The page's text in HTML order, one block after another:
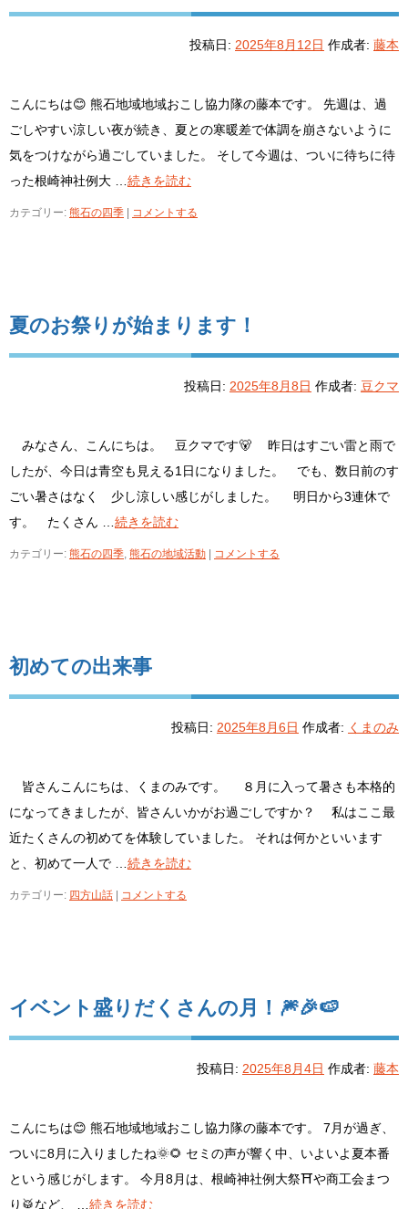
投稿日: 2025年8月12日 作成者: 藤本
こんにちは😊 熊石地域地域おこし協力隊の藤本です。 先週は、過
ごしやすい涼しい夜が続き、夏との寒暖差で体調を崩さないように
気をつけながら過ごしていました。 そして今週は、ついに待ちに待
った根崎神社例大 … 続きを読む
カテゴリー: 熊石の四季 コメントする
夏のお祭りが始まります！
投稿日: 2025年8月8日 作成者: 豆クマ
みなさん、こんにちは。 豆クマです🐻 昨日はすごい雷と雨で
したが、今日は青空も見える1日になりました。 でも、数日前のす
ごい暑さはなく 少し涼しい感じがしました。 明日から3連休で
す。 たくさん … 続きを読む
カテゴリー: 熊石の四季, 熊石の地域活動 コメントする
初めての出来事
投稿日: 2025年8月6日 作成者: くまのみ
皆さんこんにちは、くまのみです。 ８月に入って暑さも本格的
になってきましたが、皆さんいかがお過ごしですか？ 私はここ最
近たくさんの初めてを体験していました。 それは何かといいます
と、初めて一人で … 続きを読む
カテゴリー: 四方山話 コメントする
イベント盛りだくさんの月！🎆🎉🍉
投稿日: 2025年8月4日 作成者: 藤本
こんにちは😊 熊石地域地域おこし協力隊の藤本です。 7月が過ぎ、
ついに8月に入りましたね🌞🌻 セミの声が響く中、いよいよ夏本番
という感じがします。 今月8月は、根崎神社例大祭⛩️や商工会まつ
り🥁など、 … 続きを読む